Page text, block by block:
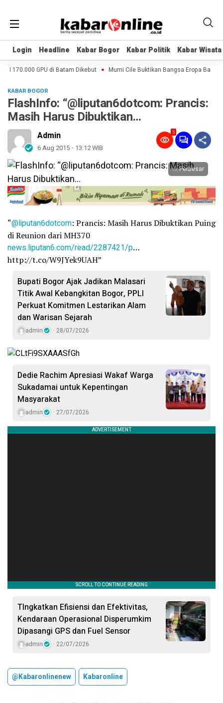
Login Headline Kabar Bogor Kabar Politik Kabar Wisata
Login Headline Kabar Bogor Kabar Politik Kabar Wisata
170.000 GPU di Batam Dikebut Mumi Cile Buktikan Bangsa Eropa Bawa
KABAR BOGOR
FlashInfo: “@liputan6dotcom: Prancis:
Masih Harus Dibuktikan…
Admin
6 Aug 2015 - 13:12 WIB
5
Perbesar
“@liputan6dotcom: Prancis: Masih Harus Dibuktikan Puing
di Reunion dari MH370
news.liputan6.com/read/2287421/p…
http://t.co/W9JYek9UAH”
Bupati Bogor Ajak Jadikan Malasari
Titik Awal Kebangkitan Bogor, PPLI
Perkuat Komitmen Lestarikan Alam
dan Warisan Sejarah
admin 28/07/2026
Dedie Rachim Apresiasi Wakaf Warga
Sukadamai untuk Kepentingan
Masyarakat
admin 27/07/2026
TIngkatkan Efisiensi dan Efektivitas,
Kendaraan Operasional Disperumkim
Dipasangi GPS dan Fuel Sensor
admin 22/07/2026
@kabaronlinenew Kabaronline